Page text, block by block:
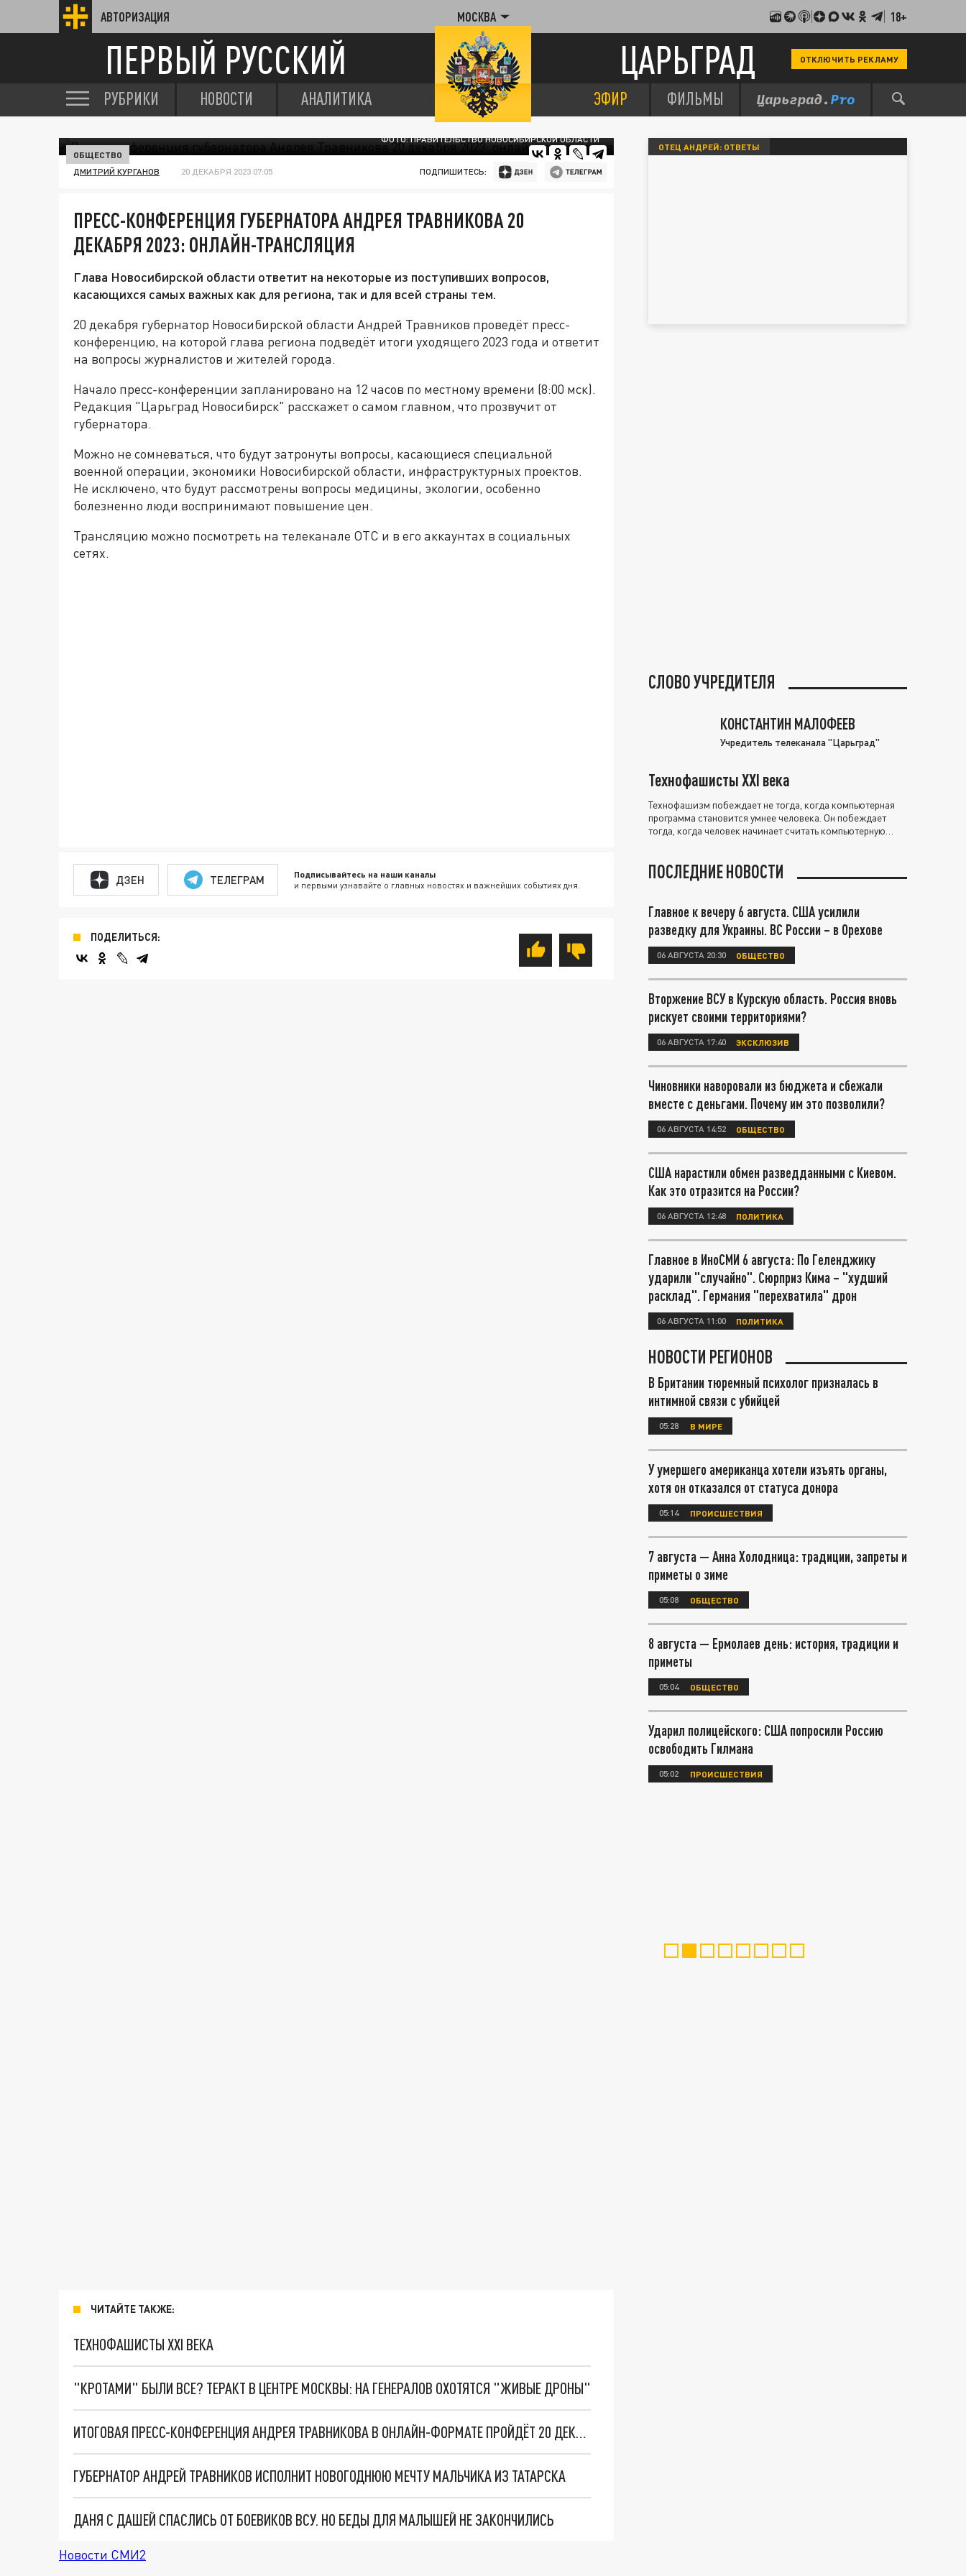
АВТОРИЗАЦИЯ МОСКВА 18+
ПЕРВЫЙ РУССКИЙ ЦАРЬГРАД ОТКЛЮЧИТЬ РЕКЛАМУ
РУБРИКИ НОВОСТИ АНАЛИТИКА ЭФИР ФИЛЬМЫ
ФОТО: ПРАВИТЕЛЬСТВО НОВОСИБИРСКОЙ ОБЛАСТИ
ОБЩЕСТВО
ДМИТРИЙ КУРГАНОВ 20 ДЕКАБРЯ 2023 07:05 ПОДПИШИТЕСЬ:
ПРЕСС-КОНФЕРЕНЦИЯ ГУБЕРНАТОРА АНДРЕЯ ТРАВНИКОВА 20
ДЕКАБРЯ 2023: ОНЛАЙН-ТРАНСЛЯЦИЯ
Глава Новосибирской области ответит на некоторые из поступивших вопросов,
касающихся самых важных как для региона, так и для всей страны тем.
20 декабря губернатор Новосибирской области Андрей Травников проведёт пресс-
конференцию, на которой глава региона подведёт итоги уходящего 2023 года и ответит
на вопросы журналистов и жителей города.
Начало пресс-конференции запланировано на 12 часов по местному времени (8:00 мск).
Редакция "Царьград Новосибирск" расскажет о самом главном, что прозвучит от
губернатора.
Можно не сомневаться, что будут затронуты вопросы, касающиеся специальной
военной операции, экономики Новосибирской области, инфраструктурных проектов.
Не исключено, что будут рассмотрены вопросы медицины, экологии, особенно
болезненно люди воспринимают повышение цен.
Трансляцию можно посмотреть на телеканале ОТС и в его аккаунтах в социальных
сетях.
ДЗЕН ТЕЛЕГРАМ Подписывайтесь на наши каналы
и первыми узнавайте о главных новостях и важнейших событиях дня.
ПОДЕЛИТЬСЯ:
ЧИТАЙТЕ ТАКЖЕ:
ТЕХНОФАШИСТЫ XXI ВЕКА
"КРОТАМИ" БЫЛИ ВСЕ? ТЕРАКТ В ЦЕНТРЕ МОСКВЫ: НА ГЕНЕРАЛОВ ОХОТЯТСЯ "ЖИВЫЕ ДРОНЫ"
ИТОГОВАЯ ПРЕСС-КОНФЕРЕНЦИЯ АНДРЕЯ ТРАВНИКОВА В ОНЛАЙН-ФОРМАТЕ ПРОЙДЁТ 20 ДЕКАБРЯ
ГУБЕРНАТОР АНДРЕЙ ТРАВНИКОВ ИСПОЛНИТ НОВОГОДНЮЮ МЕЧТУ МАЛЬЧИКА ИЗ ТАТАРСКА
ДАНЯ С ДАШЕЙ СПАСЛИСЬ ОТ БОЕВИКОВ ВСУ. НО БЕДЫ ДЛЯ МАЛЫШЕЙ НЕ ЗАКОНЧИЛИСЬ
Новости СМИ2
ОТЕЦ АНДРЕЙ: ОТВЕТЫ
СЛОВО УЧРЕДИТЕЛЯ
КОНСТАНТИН МАЛОФЕЕВ
Учредитель телеканала "Царьград"
Технофашисты XXI века
Технофашизм побеждает не тогда, когда компьютерная
программа становится умнее человека. Он побеждает
тогда, когда человек начинает считать компьютерную
ПОСЛЕДНИЕ НОВОСТИ
Главное к вечеру 6 августа. США усилили
разведку для Украины. ВС России – в Орехове
06 АВГУСТА 20:30 ОБЩЕСТВО
Вторжение ВСУ в Курскую область. Россия вновь
рискует своими территориями?
06 АВГУСТА 17:40 ЭКСКЛЮЗИВ
Чиновники наворовали из бюджета и сбежали
вместе с деньгами. Почему им это позволили?
06 АВГУСТА 14:52 ОБЩЕСТВО
США нарастили обмен разведданными с Киевом.
Как это отразится на России?
06 АВГУСТА 12:48 ПОЛИТИКА
Главное в ИноСМИ 6 августа: По Геленджику
ударили "случайно". Сюрприз Кима – "худший
расклад". Германия "перехватила" дрон
06 АВГУСТА 11:00 ПОЛИТИКА
НОВОСТИ РЕГИОНОВ
В Британии тюремный психолог призналась в
интимной связи с убийцей
05:28 В МИРЕ
У умершего американца хотели изъять органы,
хотя он отказался от статуса донора
05:14 ПРОИСШЕСТВИЯ
7 августа — Анна Холодница: традиции, запреты и
приметы о зиме
05:08 ОБЩЕСТВО
8 августа — Ермолаев день: история, традиции и
приметы
05:04 ОБЩЕСТВО
Ударил полицейского: США попросили Россию
освободить Гилмана
05:02 ПРОИСШЕСТВИЯ